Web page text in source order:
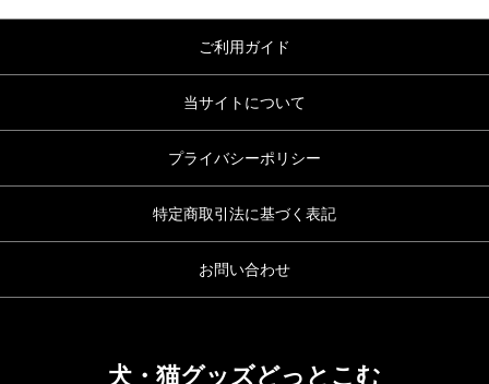
ご利用ガイド
当サイトについて
プライバシーポリシー
特定商取引法に基づく表記
お問い合わせ
犬・猫グッズどっとこむ